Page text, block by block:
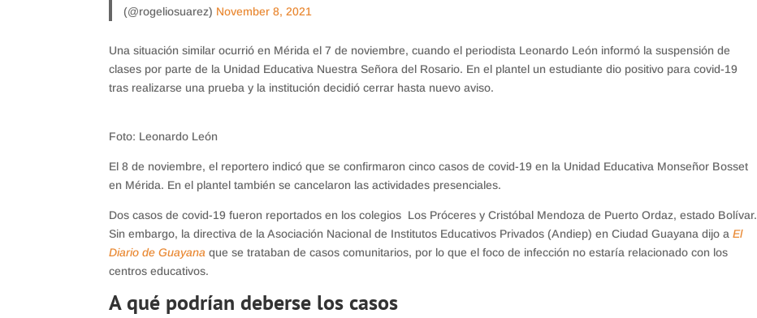
(@rogeliosuarez) November 8, 2021
Una situación similar ocurrió en Mérida el 7 de noviembre, cuando el periodista Leonardo León informó la suspensión de
clases por parte de la Unidad Educativa Nuestra Señora del Rosario. En el plantel un estudiante dio positivo para covid-19
tras realizarse una prueba y la institución decidió cerrar hasta nuevo aviso.
Foto: Leonardo León
El 8 de noviembre, el reportero indicó que se confirmaron cinco casos de covid-19 en la Unidad Educativa Monseñor Bosset
en Mérida. En el plantel también se cancelaron las actividades presenciales.
Dos casos de covid-19 fueron reportados en los colegios Los Próceres y Cristóbal Mendoza de Puerto Ordaz, estado Bolívar.
Sin embargo, la directiva de la Asociación Nacional de Institutos Educativos Privados (Andiep) en Ciudad Guayana dijo aEl
Diario de Guayana que se trataban de casos comunitarios, por lo que el foco de infección no estaría relacionado con los
centros educativos.
A qué podrían deberse los casos